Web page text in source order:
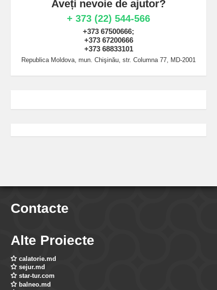
Aveți nevoie de ajutor?
+ 373 (22) 544-566
+373 67500666;
+373 67200666
+373 68833101
Republica Moldova, mun. Chişinău, str. Columna 77, MD-2001
Contacte
Alte Proiecte
calatorie.md
sejur.md
star-tur.com
balneo.md